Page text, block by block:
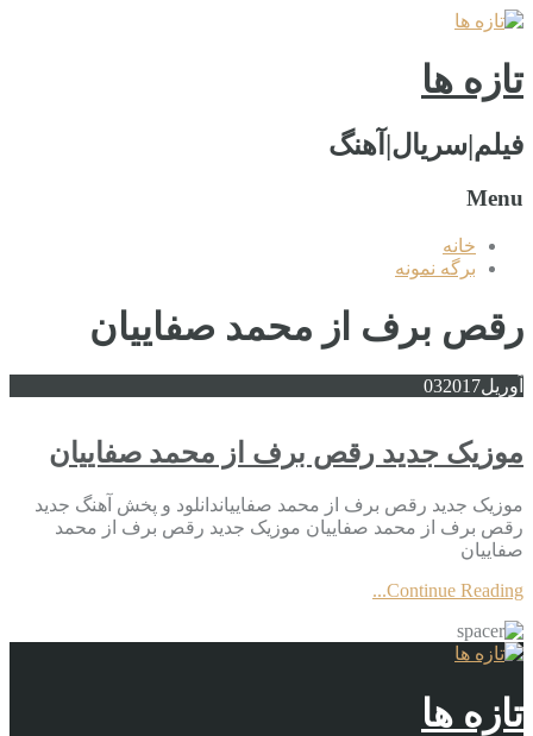
تازه ها
فیلم|سریال|آهنگ
Menu
خانه
برگه نمونه
رقص برف از محمد صفاییان
آوریل 032017
موزیک جدید رقص برف از محمد صفاییان
موزیک جدید رقص برف از محمد صفاییاندانلود و پخش آهنگ جدید
رقص برف از محمد صفاییان موزیک جدید رقص برف از محمد
صفاییان
Continue Reading...
تازه ها